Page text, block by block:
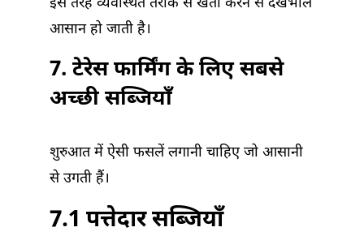
आसान हो जाती है।
7. टेरेस फार्मिंग के लिए सबसे
अच्छी सब्जियाँ
शुरुआत में ऐसी फसलें लगानी चाहिए जो आसानी
से उगती हैं।
7.1 पत्तेदार सब्जियाँ